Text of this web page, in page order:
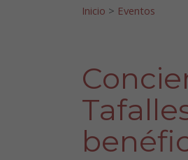
Inicio > Eventos